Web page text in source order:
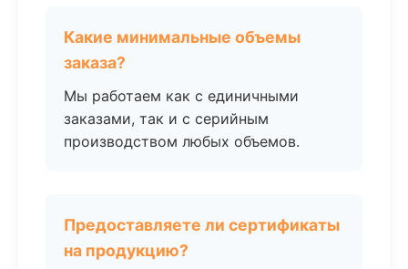
Какие минимальные объемы
заказа?
Мы работаем как с единичными
заказами, так и с серийным
производством любых объемов.
Предоставляете ли сертификаты
на продукцию?